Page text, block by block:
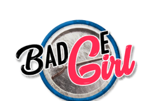
la
navigation
contenu